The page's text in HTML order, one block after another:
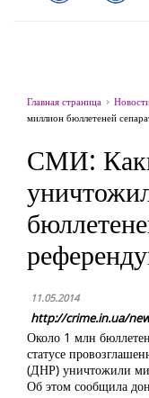
Главная страница
миллион бюллетеней
СМИ:
11.05.2014
http://crime.in.ua/
Около 1 млн
статусе
(ДНР) уничтожили
Об этом сообщила